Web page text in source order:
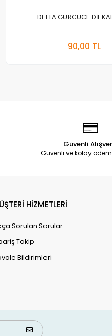
DELTA GÜRCÜCE DİL
90,00 TL
Güvenli
Güvenli ve kolay
HİZMETLERİ
Sorulan Sorular
Takip
Bildirimleri